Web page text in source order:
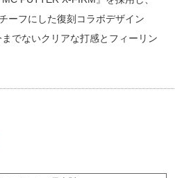
ーフにした復刻コラボデザイン
でないクリアな打感とフィーリン